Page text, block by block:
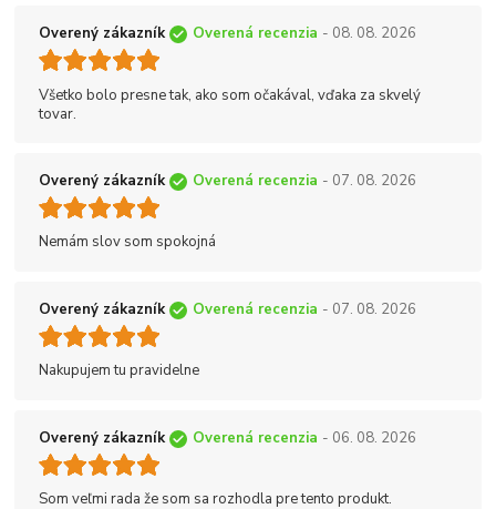
Overený zákazník Overená recenzia - 08. 08. 2026
Všetko bolo presne tak, ako som očakával, vďaka za skvelý
tovar.
Overený zákazník Overená recenzia - 07. 08. 2026
Nemám slov som spokojná
Overený zákazník Overená recenzia - 07. 08. 2026
Nakupujem tu pravidelne
Overený zákazník Overená recenzia - 06. 08. 2026
Som veľmi rada že som sa rozhodla pre tento produkt.